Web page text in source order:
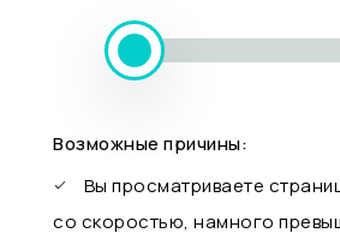
Возможные причины:
Вы просматриваете
со скоростью, намного